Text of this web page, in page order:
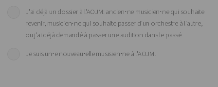
J'ai déjà un dossier à l'AOJM: ancien⋅ne musicien⋅ne qui souhaite
revenir, musicien⋅ne qui souhaite passer d'un orchestre à l'autre,
ou j'ai déjà demandé à passer une audition dans le passé
Je suis un⋅e nouveau⋅elle musisien⋅ne à l'AOJM!